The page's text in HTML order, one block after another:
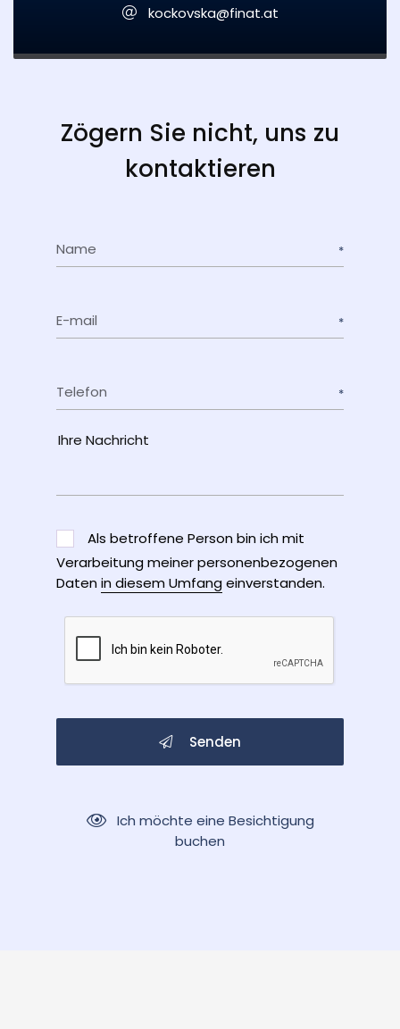
kockovska@finat.at
Zögern Sie nicht, uns zu
kontaktieren
Name
E-mail
Telefon
Als betroffene Person bin ich mit
Verarbeitung meiner personenbezogenen
Datenin diesem Umfangeinverstanden.
Senden
Ich möchte eine Besichtigung
buchen